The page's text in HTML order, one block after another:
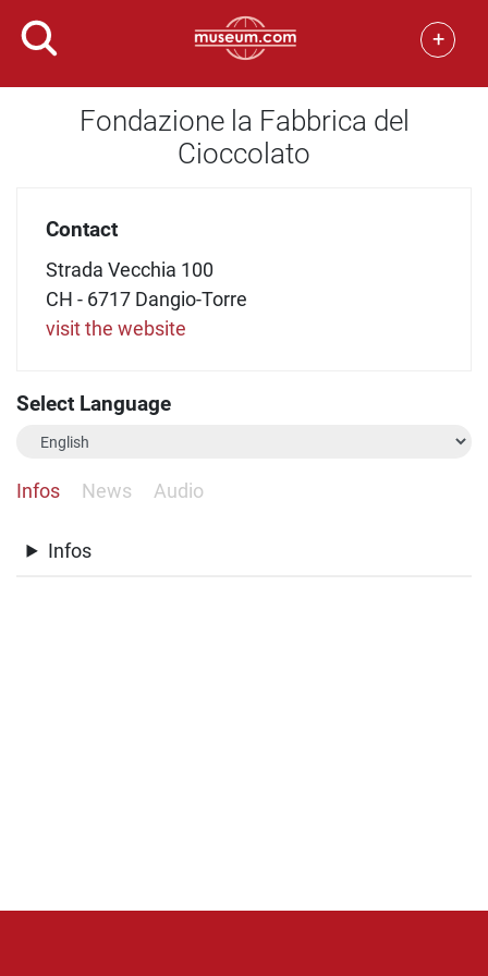
+
Fondazione la Fabbrica del
Cioccolato
Contact
Strada Vecchia 100
CH - 6717 Dangio-Torre
visit the website
Select Language
Infos News Audio
Infos